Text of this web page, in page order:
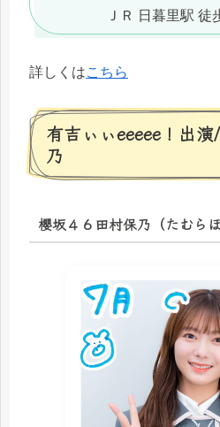
ＪＲ 日暮里駅 徒歩
詳しくはこちら
有吉ぃぃeeeee！出
乃
櫻坂４６田村保乃（たむら